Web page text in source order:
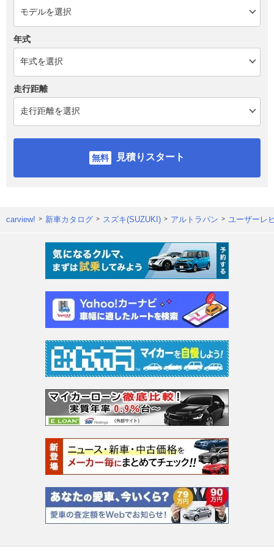
年式
走行距離
見積りスタート
carview! 新車カタログ スズキ(SUZUKI) アルトラパン ユーザーレ